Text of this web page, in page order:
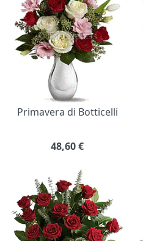
Primavera di Botticelli
48,60€